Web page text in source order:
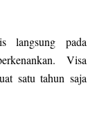
langsung pada
Visa
satu tahun saja